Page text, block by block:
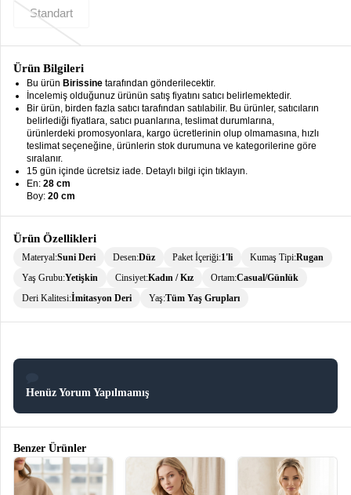
keyboard_arrow_down
Giyim keyboard_arrow_down
Tesettür
Giyim keyboard_arrow_down
Büyük
Bedenkeyboard_arrow_down
İç
Giyimkeyboard_arrow_down
Standart
Ürün Bilgileri
Bu ürün Birissine tarafından gönderilecektir.
İncelemiş olduğunuz ürünün satış fiyatını satıcı belirlemektedir.
Bir ürün, birden fazla satıcı tarafından satılabilir. Bu ürünler, satıcıların
belirlediği fiyatlara, satıcı puanlarına, teslimat durumlarına,
ürünlerdeki promosyonlara, kargo ücretlerinin olup olmamasına, hızlı
teslimat seçeneğine, ürünlerin stok durumuna ve kategorilerine göre
sıralanır.
15 gün içinde ücretsiz iade. Detaylı bilgi için tıklayın.
En: 28 cm
Boy: 20 cm
Ürün Özellikleri
Materyal:Suni Deri Desen:Düz Paket İçeriği:1'li Kumaş Tipi:Rugan
Yaş Grubu:Yetişkin Cinsiyet:Kadın / Kız Ortam:Casual/Günlük
Deri Kalitesi:İmitasyon Deri Yaş:Tüm Yaş Grupları
Henüz Yorum Yapılmamış
Benzer Ürünler